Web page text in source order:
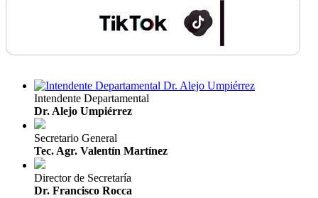
Intendente Departamental
Dr. Alejo Umpiérrez
Secretario General
Tec. Agr. Valentín Martínez
Director de Secretaría
Dr. Francisco Rocca